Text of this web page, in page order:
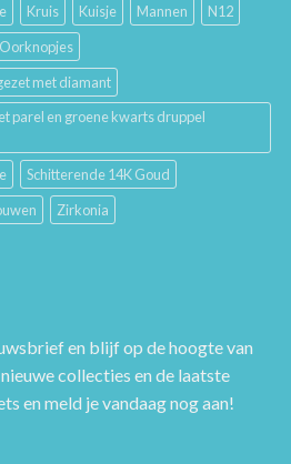
Kruis Kuisje Mannen
N12
Oorknopjes
met diamant
parel en groene kwarts druppel
Schitterende 14K Goud
Zirkonia
en blijf op de hoogte van
collecties en de laatste
en meld je vandaag nog aan!